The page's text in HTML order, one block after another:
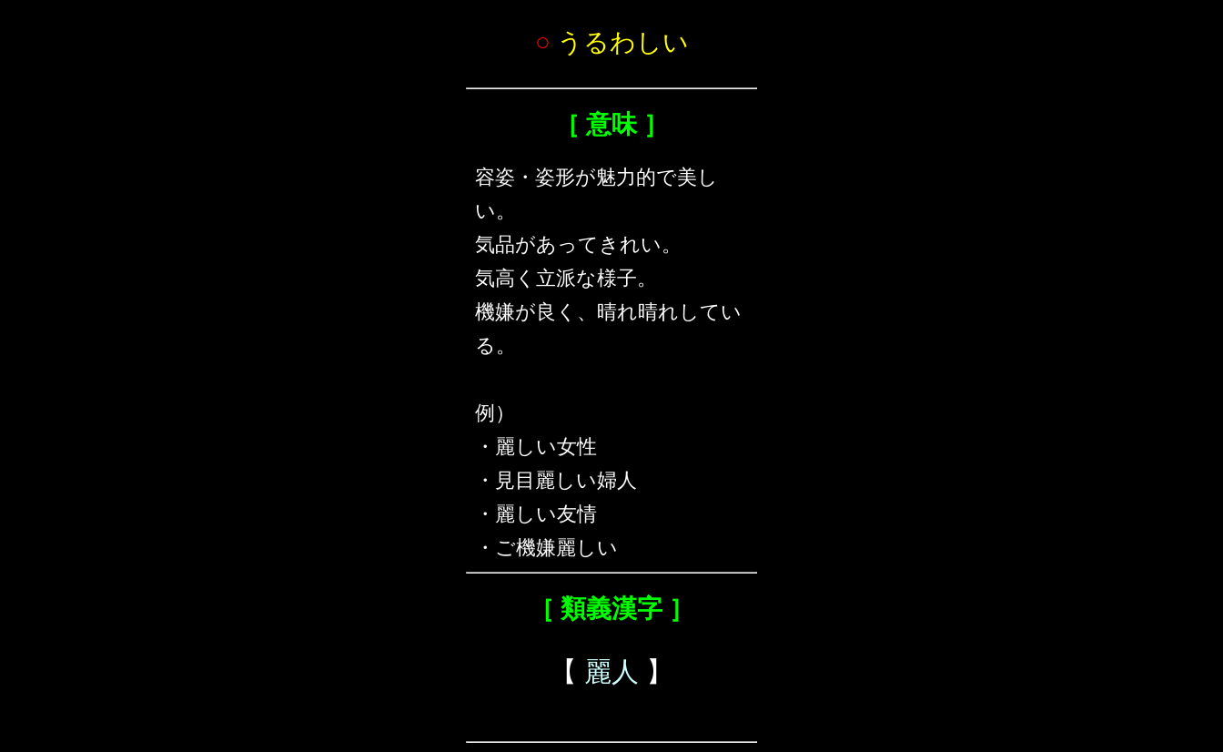
○ うるわしい
［ 意味 ］
容姿・姿形が魅力的で美し
い。
気品があってきれい。
気高く立派な様子。
機嫌が良く、晴れ晴れしてい
る。
例）
・麗しい女性
・見目麗しい婦人
・麗しい友情
・ご機嫌麗しい
［ 類義漢字 ］
【 麗人 】